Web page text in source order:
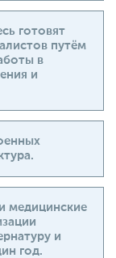
готовят
путём
в
и
медицинские
и
год.